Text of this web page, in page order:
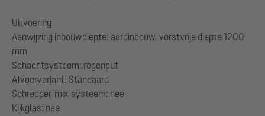
Uitvoering
Aanwijzing inbouwdiepte: aardinbouw, vorstvrije diepte 1200
mm
Schachtsysteem: regenput
Afvoervariant: Standaard
Schredder-mix-systeem: nee
Kijkglas: nee